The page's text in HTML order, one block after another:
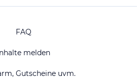
FAQ
melden
Gutscheine uvm.